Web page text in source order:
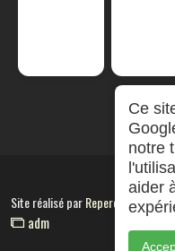
Site réalisé parRepereCom
adm
Ce
notre
aider